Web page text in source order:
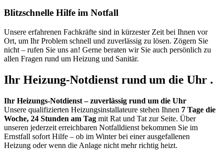
Blitzschnelle Hilfe im Notfall
Unsere erfahrenen Fachkräfte sind in kürzester Zeit bei Ihnen vor
Ort, um Ihr Problem schnell und zuverlässig zu lösen. Zögern Sie
nicht – rufen Sie uns an! Gerne beraten wir Sie auch persönlich zu
allen Fragen rund um Heizung und Sanitär.
Ihr Heizung-Notdienst rund um die Uhr .
Ihr Heizungs-Notdienst – zuverlässig rund um die Uhr
Unsere qualifizierten Heizungsinstallateure stehen Ihnen 7 Tage die
Woche, 24 Stunden am Tag mit Rat und Tat zur Seite. Über
unseren jederzeit erreichbaren Notfalldienst bekommen Sie im
Ernstfall sofort Hilfe – ob im Winter bei einer ausgefallenen
Heizung oder wenn die Anlage nicht mehr richtig heizt.